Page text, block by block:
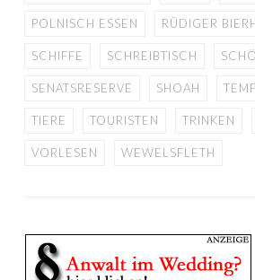
POLNISCH ESSEN RÜDIGER
SCHIFFE SCHREIBTISCH
SENATSRESERVE SHOAH
TIERE TOURISTEN TRINKEN
VORLESEN WEWELSFLETH